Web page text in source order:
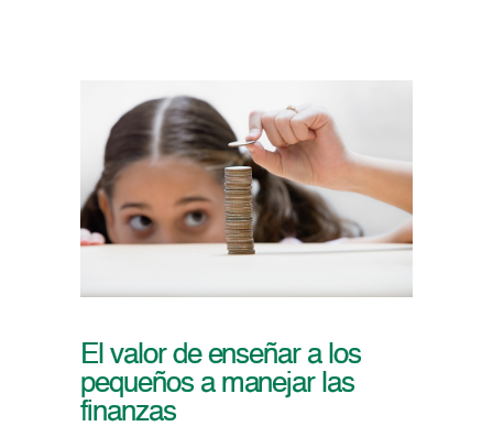
El valor de enseñar a los
pequeños a manejar las
finanzas